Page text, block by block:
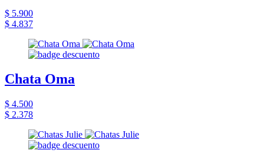
$ 5.900
$ 4.837
Chata Oma
$ 4.500
$ 2.378